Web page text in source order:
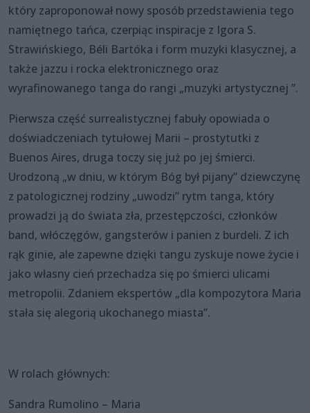
który zaproponował nowy sposób przedstawienia tego
namiętnego tańca, czerpiąc inspiracje z Igora S.
Strawińskiego, Béli Bartóka i form muzyki klasycznej, a
także jazzu i rocka elektronicznego oraz
wyrafinowanego tanga do rangi „muzyki artystycznej ”.
Pierwsza część surrealistycznej fabuły opowiada o
doświadczeniach tytułowej Marii – prostytutki z
Buenos Aires, druga toczy się już po jej śmierci.
Urodzoną „w dniu, w którym Bóg był pijany” dziewczynę
z patologicznej rodziny „uwodzi” rytm tanga, który
prowadzi ją do świata zła, przestępczości, członków
band, włóczęgów, gangsterów i panien z burdeli. Z ich
rąk ginie, ale zapewne dzięki tangu zyskuje nowe życie i
jako własny cień przechadza się po śmierci ulicami
metropolii. Zdaniem ekspertów „dla kompozytora Maria
stała się alegorią ukochanego miasta”.
W rolach głównych:
Sandra Rumolino – Maria